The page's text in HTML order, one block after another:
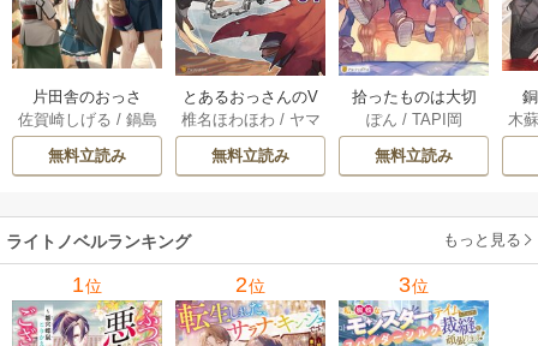
片田舎のおっさ
ん、剣聖になる
～ただの田舎の剣
術師範だったの
たちが俺を放って
くれない件～ 11巻
佐賀崎しげる / 鍋島
テツヒロ
無料立読み
とあるおっさんのV
RMMO活動記 34巻
椎名ほわほわ / ヤマ
ーダ
無料立読み
拾ったものは大切
にしましょう ～子
狼に気に入られた
男の転移物語～ 6巻
ぽん / TAPI岡
無料立読み
木
ライトノベルランキング もっと見る
1位 2位 3位